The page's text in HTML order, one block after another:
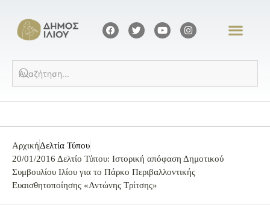
ΑρχικήΔελτία Τύπου
20/01/2016 Δελτίο Τύπου: Ιστορική απόφαση Δημοτικού
Συμβουλίου Ιλίου για το Πάρκο Περιβαλλοντικής
Ευαισθητοποίησης «Αντώνης Τρίτσης»